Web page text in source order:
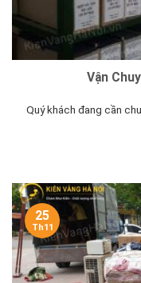
Vận
Quý khách đang cần
25
Th11